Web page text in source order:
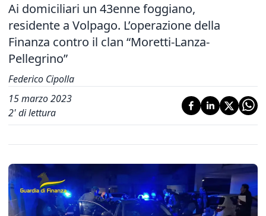
Ai domiciliari un 43enne foggiano,
residente a Volpago. L’operazione della
Finanza contro il clan “Moretti-Lanza-
Pellegrino”
Federico Cipolla
15 marzo 2023
2' di lettura